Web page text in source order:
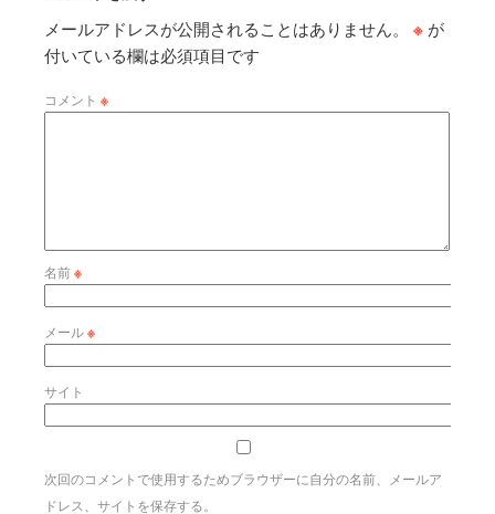
メールアドレスが公開されることはありません。 ※ が
付いている欄は必須項目です
コメント ※
名前※
メール※
サイト
次回のコメントで使用するためブラウザーに自分の名前、メールア
ドレス、サイトを保存する。